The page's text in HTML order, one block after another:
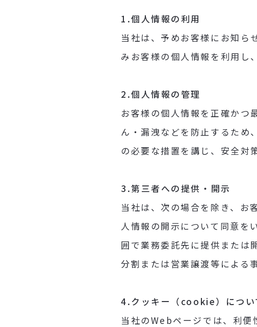
1.個人情報の利用
当社は、予めお客様にお知ら
みお客様の個人情報を利用し
2.個人情報の管理
お客様の個人情報を正確かつ
ん・漏洩などを防止するため
の必要な措置を講じ、安全対
3.第三者への提供・開示
当社は、次の場合を除き、お
人情報の開示について同意を
囲で業務委託先に提供または
分割または営業譲渡等による
4.クッキー（cookie）につい
当社のWebページでは、利